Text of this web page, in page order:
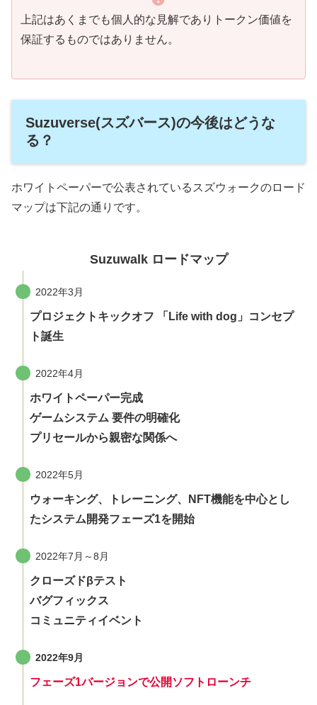
上記はあくまでも個人的な見解でありトークン価値を
保証するものではありません。
Suzuverse(スズバース)の今後はどうな
る？
ホワイトペーパーで公表されているスズウォークのロード
マップは下記の通りです。
Suzuwalk ロードマップ
2022年3月
プロジェクトキックオフ 「Life with dog」コンセプ
ト誕生
2022年4月
ホワイトペーパー完成
ゲームシステム 要件の明確化
プリセールから親密な関係へ
2022年5月
ウォーキング、トレーニング、NFT機能を中心とし
たシステム開発フェーズ1を開始
2022年7月～8月
クローズドβテスト
バグフィックス
コミュニティイベント
2022年9月
フェーズ1バージョンで公開ソフトローンチ